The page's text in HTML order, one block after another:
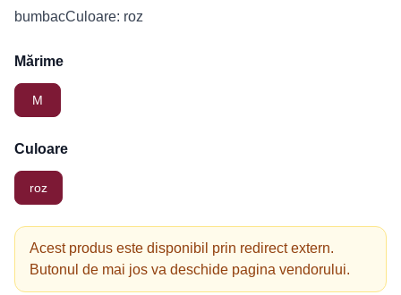
bumbacCuloare: roz
Mărime
M
Culoare
roz
Acest produs este disponibil prin redirect extern.
Butonul de mai jos va deschide pagina vendorului.